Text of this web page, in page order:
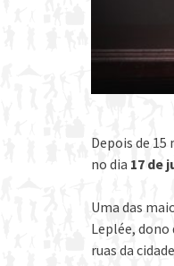
Depois de
no dia 17 de
Uma das
Leplée, dono
ruas da